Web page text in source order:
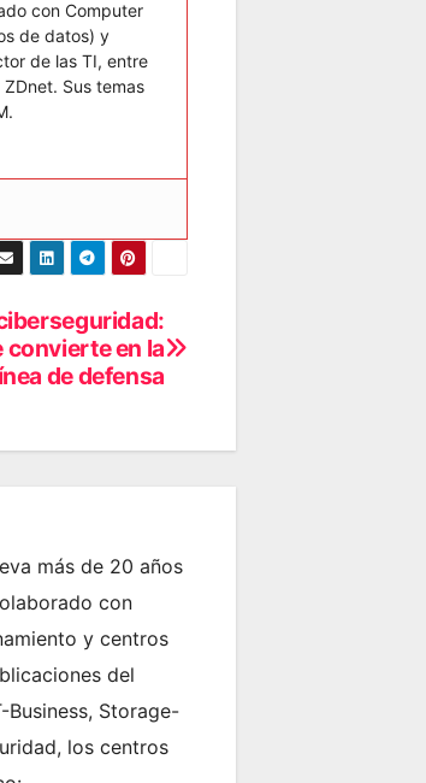
con Computer
de datos) y
de las TI, entre
Sus temas
convierte en la
de defensa
más de 20 años
con
y centros
del
Storage-
los centros